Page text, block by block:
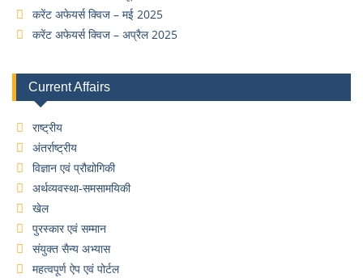
करेंट अफेयर्स क्विज – मई 2025
करेंट अफेयर्स क्विज – अप्रैल 2025
Current Affairs
राष्ट्रीय
अंतर्राष्ट्रीय
विज्ञान एवं प्रौद्योगिकी
अर्थव्यवस्था-समसामयिकी
खेल
पुरस्कार एवं सम्मान
संयुक्त सैन्य अभ्यास
महत्वपूर्ण ऐप एवं पोर्टल